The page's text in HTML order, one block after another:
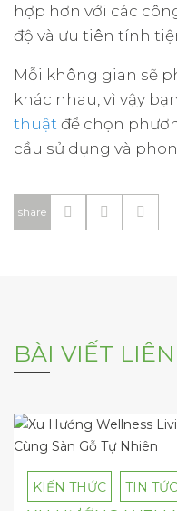
share
hợp hơn với các
độ và ưu tiên tính
Mỗi không gian sẽ
khác nhau, vì vậy
thuật để chọn
cầu sử dụng và
BÀI VIẾT
KIẾN THỨC TIN TỨC